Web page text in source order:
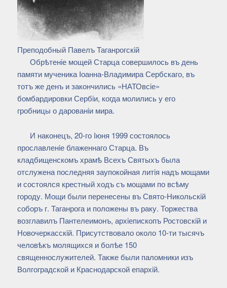
Преподобный Павелъ Таганрогскiй
Обрѣтенiе мощей Старца совершилось въ день
памяти мученика Iоанна-Владимира Сербскаго, въ
тотъ же денъ и закончились «НАТОвсiе»
бомбардировки Сербiи, когда молились у его
гробницы о дарованiи мира.
И наконецъ, 20-го Iюня 1999 состоялось
прославленiе блаженнаго Старца. Въ
кладбищенскомъ храмѣ Всехъ Святыхъ была
отслужена последняя заупокойная литiя надъ мощами
и состоялся крестный ходъ съ мощами по всѣму
городу. Мощи были перенесены въ Свято-Никольскiй
соборъ г. Таганрога и положены въ раку. Торжества
возглавилъ Пантелеимонъ, архiепископъ Ростовскiй и
Новочеркасскiй. Присутствовало около 10-ти тысячъ
человѣкъ молящихся и болѣе 150
священнослужителей. Также были паломники изъ
Волгоградской и Краснодарской епархiй.